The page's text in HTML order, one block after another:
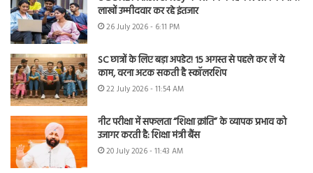
लाखों उम्मीदवार कर रहे इंतजार
26 July 2026 - 6:11 PM
SC छात्रों के लिए बड़ा अपडेट! 15 अगस्त से पहले कर लें ये
काम, वरना अटक सकती है स्कॉलरशिप
22 July 2026 - 11:54 AM
नीट परीक्षा में सफलता “शिक्षा क्रांति” के व्यापक प्रभाव को
उजागर करती है: शिक्षा मंत्री बैंस
20 July 2026 - 11:43 AM